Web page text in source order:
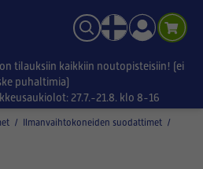
tilauksiin kaikkiin noutopisteisiin! (ei
puhaltimia)
27.7.-21.8. klo 8-16
/ Ilmanvaihtokoneiden suodattimet /